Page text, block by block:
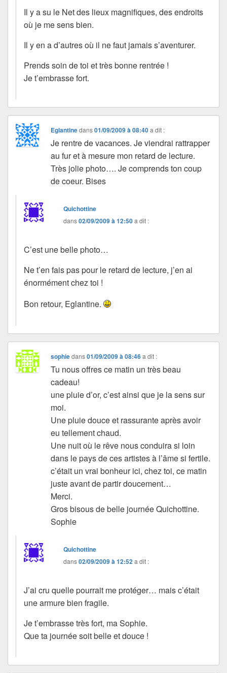
Il y a su le Net des lieux magnifiques, des endroits
où je me sens bien.
Il y en a d’autres où il ne faut jamais s’aventurer.
Prends soin de toi et très bonne rentrée !
Je t’embrasse fort.
Eglantinedans01/09/2009 à 08:40 a dit :
Je rentre de vacances. Je viendrai rattrapper
au fur et à mesure mon retard de lecture.
Très jolie photo…. Je comprends ton coup
de coeur. Bises
Quichottine
dans02/09/2009 à 12:50a dit :
C’est une belle photo…
Ne t’en fais pas pour le retard de lecture, j’en ai
énormément chez toi !
Bon retour, Eglantine.
sophiedans01/09/2009 à 08:46 a dit :
Tu nous offres ce matin un très beau
cadeau!
une pluie d’or, c’est ainsi que je la sens sur
moi.
Une pluie douce et rassurante après avoir
eu tellement chaud.
Une nuit où le rêve nous conduira si loin
dans le pays de ces artistes à l’âme si fertile.
c’était un vrai bonheur ici, chez toi, ce matin
juste avant de partir doucement…
Merci.
Gros bisous de belle journée Quichottine.
Sophie
Quichottine
dans02/09/2009 à 12:52a dit :
J’ai cru quelle pourrait me protéger… mais c’était
une armure bien fragile.
Je t’embrasse très fort, ma Sophie.
Que ta journée soit belle et douce !